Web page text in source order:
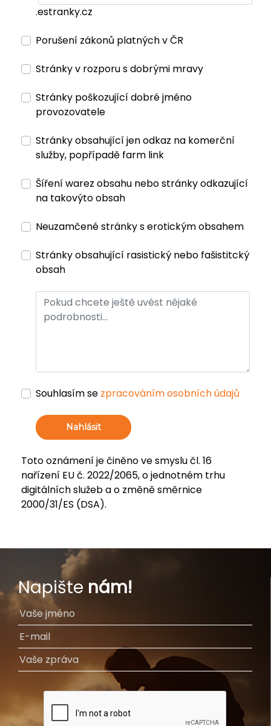
.estranky.cz
Porušení zákonů platných v ČR
Stránky v rozporu s dobrými mravy
Stránky poškozující dobré jméno
provozovatele
Stránky obsahující jen odkaz na komerční
služby, popřípadě farm link
Šíření warez obsahu nebo stránky odkazující
na takovýto obsah
Neuzamčené stránky s erotickým obsahem
Stránky obsahující rasistický nebo fašistitcký
obsah
Souhlasím se zpracováním osobních údajů
Nahlásit
Toto oznámení je činěno ve smyslu čl. 16
nařízení EU č. 2022/2065, o jednotném trhu
digitálních služeb a o změně směrnice
2000/31/ES (DSA).
Napište nám!